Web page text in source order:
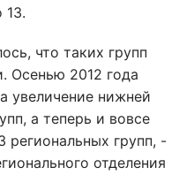
13.
что таких групп
Осенью 2012 года
увеличение нижней
а теперь и вовсе
региональных групп, -
отделения